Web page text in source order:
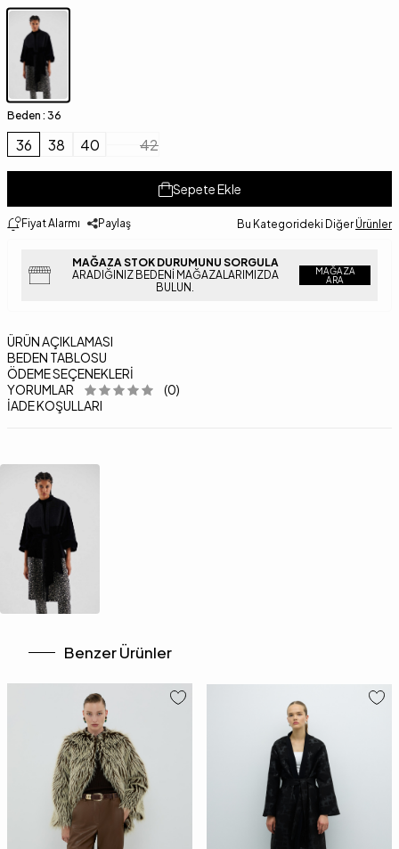
Beden : 36
36 38 40 42
Sepete Ekle
Fiyat Alarmı Paylaş Bu Kategorideki Diğer Ürünler
MAĞAZA STOK DURUMUNU SORGULA
ARADIĞINIZ BEDENI MAĞAZALARIMIZDA
BULUN.
MAĞAZA
ARA
ÜRÜN AÇIKLAMASI
BEDEN TABLOSU
ÖDEME SEÇENEKLERI
YORUMLAR
(0)
İADE KOŞULLARI
Benzer Ürünler